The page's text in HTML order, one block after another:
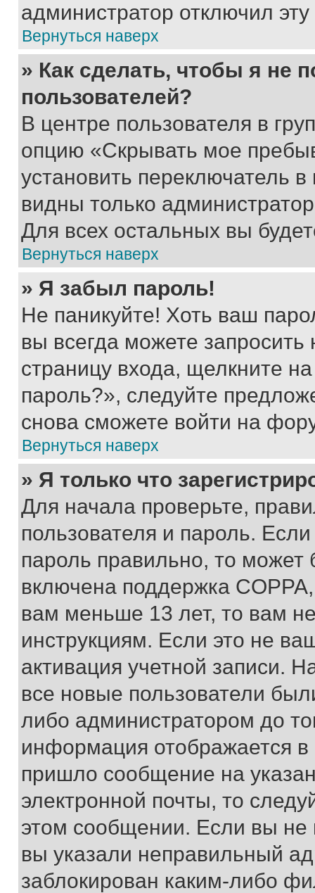
администратор отключил
Вернуться наверх
» Как сделать, чтобы я не
пользователей?
В центре пользователя в
опцию «Скрывать мое
установить переключатель
видны только
Для всех остальных вы
Вернуться наверх
» Я забыл пароль!
Не паникуйте! Хоть ваш
вы всегда можете
страницу входа, щелкните
пароль?», следуйте
снова сможете войти на
Вернуться наверх
» Я только что
Для начала проверьте,
пользователя и пароль.
пароль правильно, то может
включена поддержка
вам меньше 13 лет, то вам
инструкциям. Если это не
активация учетной записи.
все новые пользователи
либо администратором до
информация отображается
пришло сообщение на
электронной почты, то
этом сообщении. Если вы
вы указали неправильный
заблокирован каким-либо